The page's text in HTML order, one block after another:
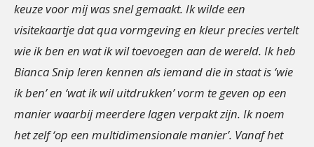
keuze voor mij was snel gemaakt. Ik wilde een
visitekaartje dat qua vormgeving en kleur precies vertelt
wie ik ben en wat ik wil toevoegen aan de wereld. Ik heb
Bianca Snip leren kennen als iemand die in staat is ‘wie
ik ben’ en ‘wat ik wil uitdrukken’ vorm te geven op een
manier waarbij meerdere lagen verpakt zijn. Ik noem
het zelf ‘op een multidimensionale manier’. Vanaf het